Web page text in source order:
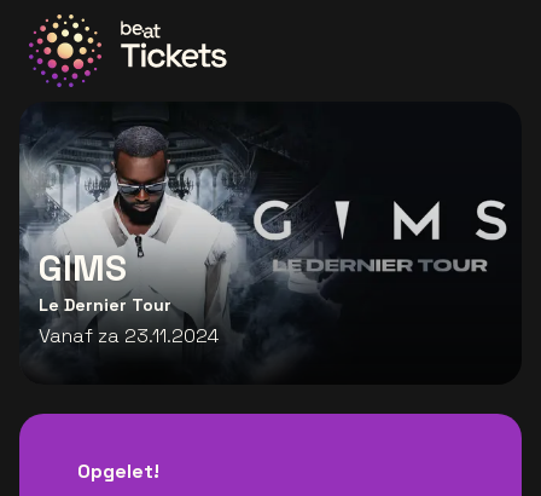
GIMS
Le Dernier Tour
Vanaf za 23.11.2024
Opgelet!